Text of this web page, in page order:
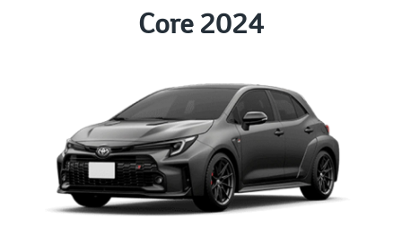
Core 2024